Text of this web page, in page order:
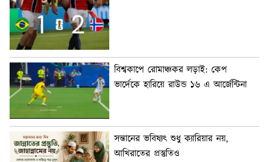
বিশ্বকাপে রোমাঞ্চকর লড়াই: কেপ
ভার্দেকে হারিয়ে রাউন্ড ১৬ এ আর্জেন্টিনা
সন্তানের ভবিষ্যৎ শুধু ক্যারিয়ার নয়,
আখিরাতের প্রস্তুতিও